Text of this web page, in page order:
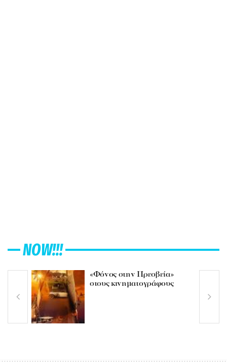
NOW!!!
«Φόνος στην Πρεσβεία»
στους κινηματογράφους